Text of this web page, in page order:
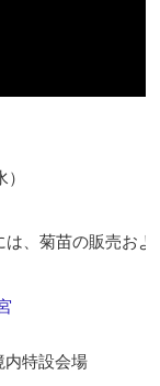
よび菊の解説も行
特設会場